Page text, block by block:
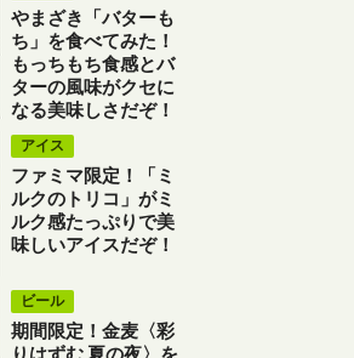
やまざき「バターも
ち」を食べてみた！
もっちもち食感とバ
ターの風味がクセに
なる美味しさだぞ！
アイス
ファミマ限定！「ミ
ルクのトリコ」がミ
ルク感たっぷりで美
味しいアイスだぞ！
ビール
期間限定！金麦〈彩